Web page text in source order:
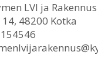
LVI ja
48200 Kotka